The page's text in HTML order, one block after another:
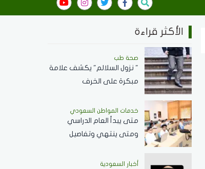
الأكثر قراءة
صحة طب
" نزول السلالم" يكشف علامة
مبكرة على الخرف
خدمات المواطن السعودي
‏متى يبدأ العام الدراسي
ومتى ينتهي وتفاصيل
أخبار السعودية